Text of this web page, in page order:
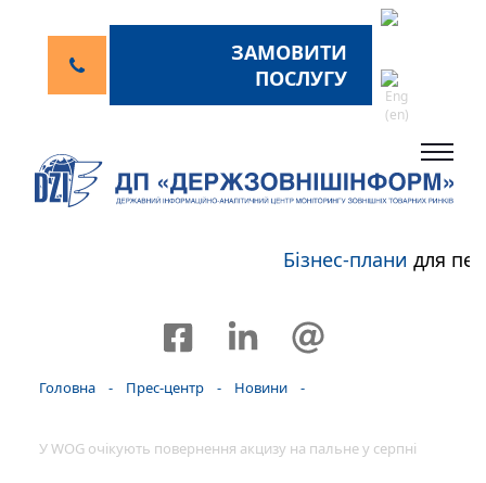
ЗАМОВИТИ
ПОСЛУГУ
Бізнес-планидля
Головна - Прес-центр - Новини -
У WOG очікують повернення акцизу на пальне у серпні